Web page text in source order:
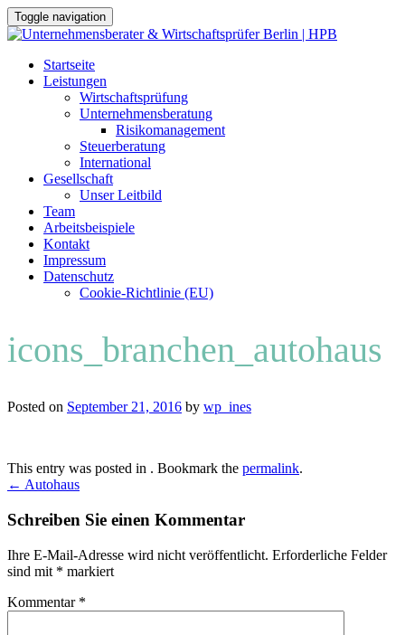
Toggle navigation
Skip
Startseite
Leistungen
Wirtschaftsprüfung
Unternehmensberatung
Risikomanagement
Steuerberatung
International
Gesellschaft
Unser Leitbild
Team
Arbeitsbeispiele
Kontakt
Impressum
Datenschutz
Cookie-Richtlinie (EU)
icons_branchen_autohaus
Posted on September 21, 2016 by wp_ines
This entry was posted in . Bookmark the permalink.
Post
navigation
← Autohaus
Schreiben Sie einen Kommentar
Ihre E-Mail-Adresse wird nicht veröffentlicht. Erforderliche Felder
sind mit * markiert
Kommentar *